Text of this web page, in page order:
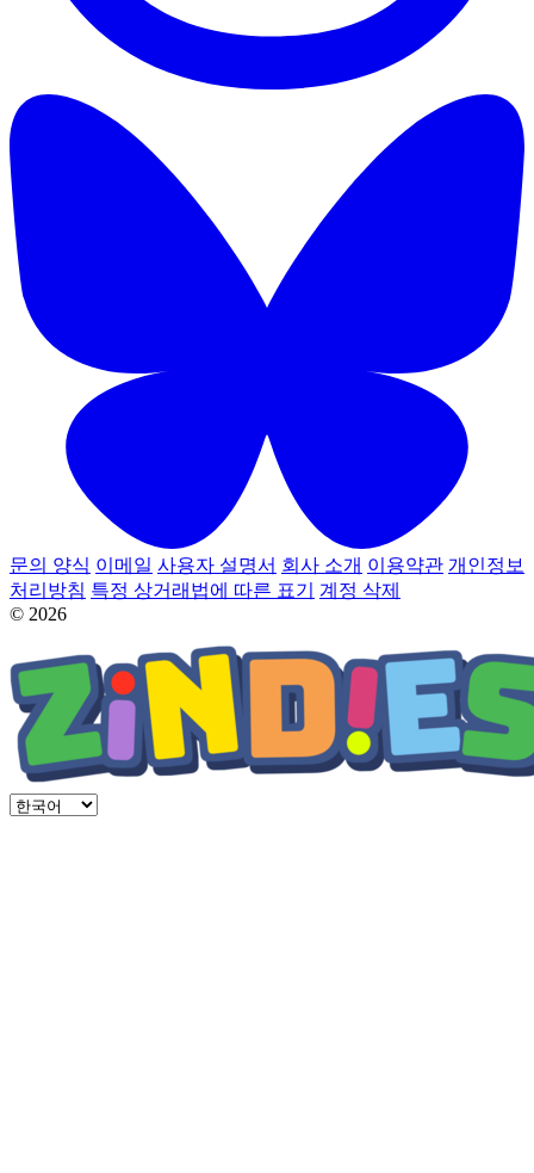
문의 양식 이메일 사용자 설명서 회사 소개 이용약관 개인정보
처리방침 특정 상거래법에 따른 표기
계정 삭제
© 2026